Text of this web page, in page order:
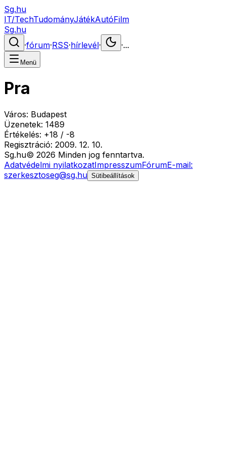
Sg.hu
IT/TechTudományJátékAutóFilm
Sg.hu
·fórum·RSS·hírlevél· ·...
Menü
Pra
Város: Budapest
Üzenetek: 1489
Értékelés: +18 / -8
Regisztráció: 2009. 12. 10.
Sg.hu© 2026 Minden jog fenntartva.
Adatvédelmi nyilatkozatImpresszumFórumE-mail:
szerkesztoseg@sg.hu Sütibeállítások